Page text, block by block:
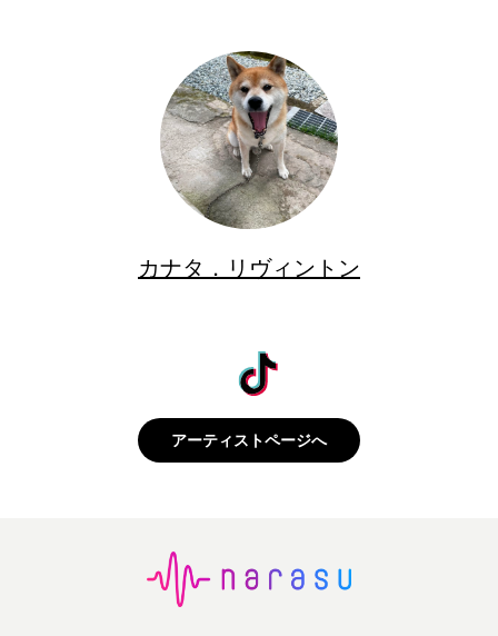
カナタ．リヴィントン
アーティストページへ